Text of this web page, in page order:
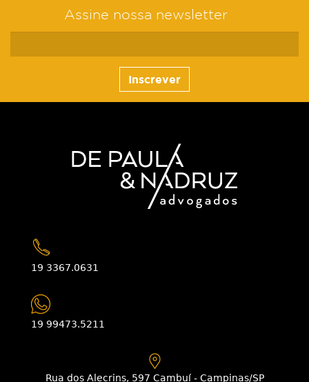
Assine nossa newsletter
Inscrever
19 3367.0631
19 99473.5211
Rua dos Alecrins, 597 Cambuí - Campinas/SP